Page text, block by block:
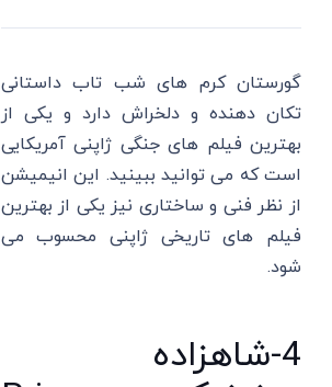
گورستان کرم های شب تاب داستانی
تکان دهنده و دلخراش دارد و یکی از
بهترین فیلم های جنگی ژاپنی آمریکایی
است که می توانید ببینید. این انیمیشن
از نظر فنی و ساختاری نیز یکی از بهترین
فیلم های تاریخی ژاپنی محسوب می
شود.
4-شاهزاده